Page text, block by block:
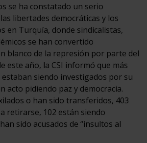
se ha constatado un serio
libertades democráticas y los
en Turquía, donde sindicalistas,
se han convertido
blanco de la represión por parte del
este año, la CSI informó que más
estaban siendo investigados por su
acto pidiendo paz y democracia.
o han sido transferidos, 403
retirarse, 102 están siendo
sido acusados de “insultos al